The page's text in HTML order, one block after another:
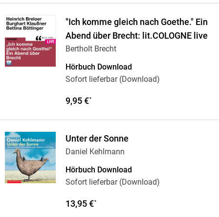
"Ich komme gleich nach Goethe." Ein
Abend über Brecht: lit.COLOGNE live
Bertholt Brecht
Hörbuch Download
Sofort lieferbar (Download)
9,95 €*
Unter der Sonne
Daniel Kehlmann
Hörbuch Download
Sofort lieferbar (Download)
13,95 €*